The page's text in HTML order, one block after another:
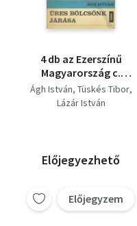
4 db az Ezerszínű
Magyarország c.
sorozatból: S középen
ott a Velencei-tó... +
bölcsőnk járása
Ágh István Tüskés Tibor
Lázár István
Előjegyezhető
Előjegyzem